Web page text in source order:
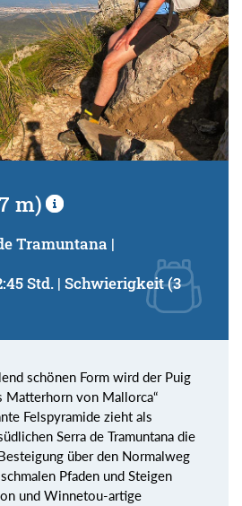
m)
Tramuntana |
Std. | Schwierigkeit (3
schönen Form wird der Puig
Matterhorn von Mallorca“
Felspyramide zieht als
Serra de Tramuntana die
über den Normalweg
Pfaden und Steigen
und Winnetou-artige